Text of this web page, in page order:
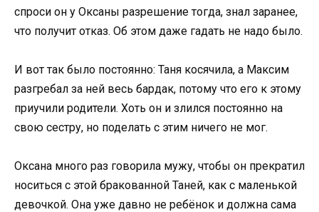
спроси он у Оксаны разрешение тогда, знал заранее,
что получит отказ. Об этом даже гадать не надо было.
И вот так было постоянно: Таня косячила, а Максим
разгребал за ней весь бардак, потому что его к этому
приучили родители. Хоть он и злился постоянно на
свою сестру, но поделать с этим ничего не мог.
Оксана много раз говорила мужу, чтобы он прекратил
носиться с этой бракованной Таней, как с маленькой
девочкой. Она уже давно не ребёнок и должна сама